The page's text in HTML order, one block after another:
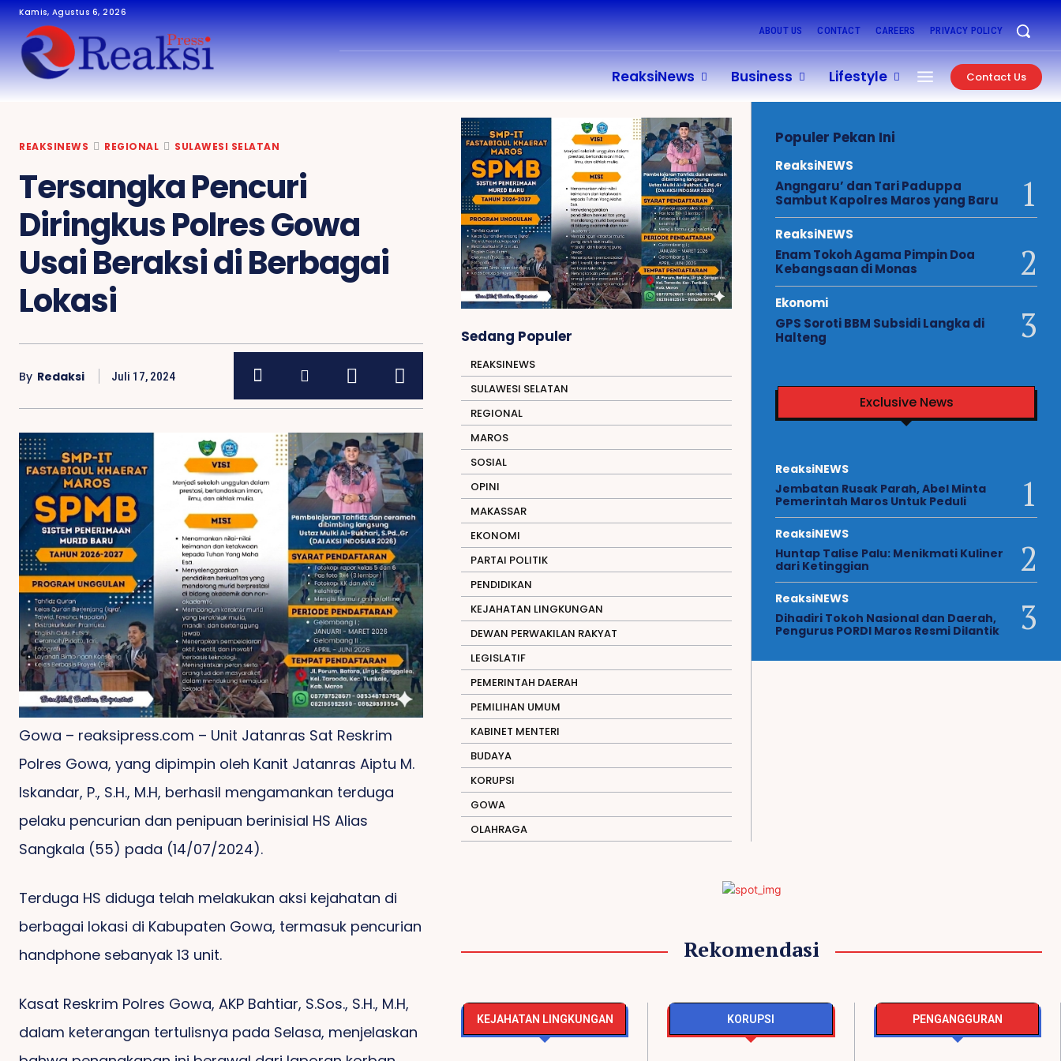
Kamis, Agustus 6, 2026
ABOUT US
CONTACT CAREERS PRIVACY POLICY
ReaksiNews Business Lifestyle Contact Us
credit by :
REAKSINEWS REGIONAL SULAWESI SELATAN
Tersangka Pencuri
Diringkus Polres Gowa
Usai Beraksi di Berbagai
Lokasi
By Redaksi Juli 17, 2024
Gowa – reaksipress.com – Unit Jatanras Sat Reskrim
Polres Gowa, yang dipimpin oleh Kanit Jatanras Aiptu M.
Iskandar, P., S.H., M.H, berhasil mengamankan terduga
pelaku pencurian dan penipuan berinisial HS Alias
Sangkala (55) pada (14/07/2024).
Terduga HS diduga telah melakukan aksi kejahatan di
berbagai lokasi di Kabupaten Gowa, termasuk pencurian
handphone sebanyak 13 unit.
Kasat Reskrim Polres Gowa, AKP Bahtiar, S.Sos., S.H., M.H,
dalam keterangan tertulisnya pada Selasa, menjelaskan
Sedang Populer
REAKSINEWS
SULAWESI SELATAN
REGIONAL
MAROS
SOSIAL
OPINI
MAKASSAR
EKONOMI
PARTAI POLITIK
PENDIDIKAN
KEJAHATAN LINGKUNGAN
DEWAN PERWAKILAN RAKYAT
LEGISLATIF
PEMERINTAH DAERAH
PEMILIHAN UMUM
KABINET MENTERI
BUDAYA
KORUPSI
GOWA
OLAHRAGA
Populer Pekan Ini
ReaksiNEWS
Angngaru’ dan Tari Paduppa
Sambut Kapolres Maros yang Baru
ReaksiNEWS
Enam Tokoh Agama Pimpin Doa
Kebangsaan di Monas
Ekonomi
GPS Soroti BBM Subsidi Langka di
Halteng
Exclusive News
ReaksiNEWS
Jembatan Rusak Parah, Abel Minta
Pemerintah Maros Untuk Peduli
ReaksiNEWS
Huntap Talise Palu: Menikmati Kuliner
dari Ketinggian
ReaksiNEWS
Dihadiri Tokoh Nasional dan Daerah,
Pengurus PORDI Maros Resmi Dilantik
Rekomendasi
KEJAHATAN LINGKUNGAN KORUPSI PENGANGGURAN